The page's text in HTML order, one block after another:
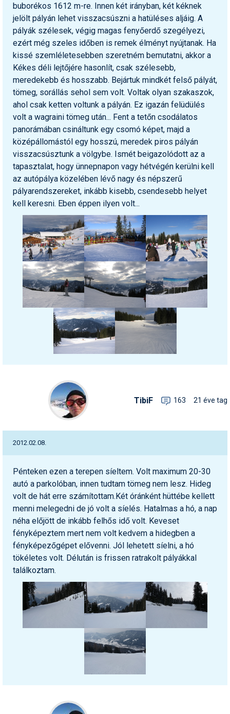
buborékos 1612 m-re. Innen két irányban, két kéknek
jelölt pályán lehet visszacsúszni a hatüléses aljáig. A
pályák szélesek, végig magas fenyőerdő szegélyezi,
ezért még szeles időben is remek élményt nyújtanak. Ha
kissé szemléletesebben szeretném bemutatni, akkor a
Kékes déli lejtőjére hasonlít, csak szélesebb,
meredekebb és hosszabb. Bejártuk mindkét felső pályát,
tömeg, sorállás sehol sem volt. Voltak olyan szakaszok,
ahol csak ketten voltunk a pályán. Ez igazán felüdülés
volt a wagraini tömeg után... Fent a tetőn csodálatos
panorámában csináltunk egy csomó képet, majd a
középállomástól egy hosszú, meredek piros pályán
visszacsúsztunk a völgybe. Ismét beigazolódott az a
tapasztalat, hogy ünnepnapon vagy hétvégén kerülni kell
az autópálya közelében lévő nagy és népszerű
pályarendszereket, inkább kisebb, csendesebb helyet
kell keresni. Eben éppen ilyen volt...
TibiF 163 21 éve tag
2012.02.08.
Pénteken ezen a terepen síeltem. Volt maximum 20-30
autó a parkolóban, innen tudtam tömeg nem lesz. Hideg
volt de hát erre számítottam.Két óránként hüttébe kellett
menni melegedni de jó volt a síelés. Hatalmas a hó, a nap
néha előjött de inkább felhős idő volt. Keveset
fényképeztem mert nem volt kedvem a hidegben a
fényképezőgépet elővenni. Jól lehetett síelni, a hó
tökéletes volt. Délután is frissen ratrakolt pályákkal
találkoztam.